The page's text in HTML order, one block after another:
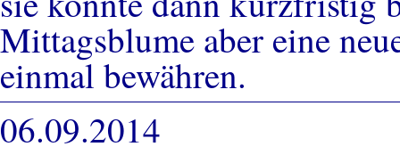
Mittagsblume aber eine
einmal bewähren.
06.09.2014